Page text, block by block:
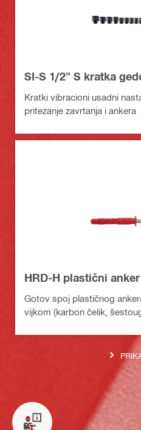
SI-S 1/2" S kratka
Kratki vibracioni usadni
pritezanje zavrtanja i ankera
HRD-H plastični
Gotov spoj plastičnog
vijkom (karbon čelik,